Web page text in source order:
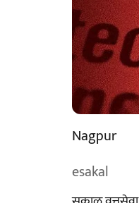
Nagpur
esakal